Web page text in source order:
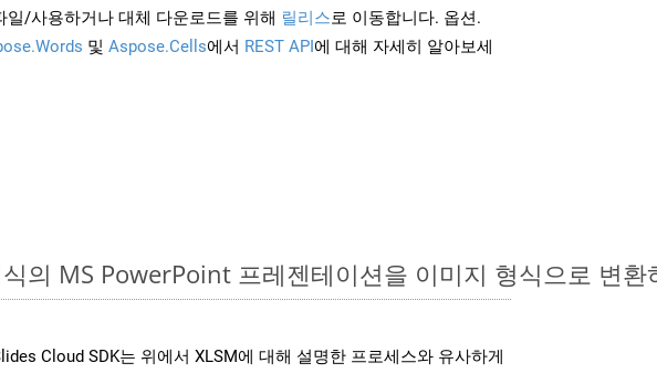
일/사용하거나 대체 다운로드를 위해 릴리스로 이동합니다. 옵션.
및 Aspose.Cells에서 REST API에 대해 자세히 알아보세
식의 MS PowerPoint 프레젠테이션을 이미지 형식으로 변
Cloud SDK는 위에서 XLSM에 대해 설명한 프로세스와 유사하게